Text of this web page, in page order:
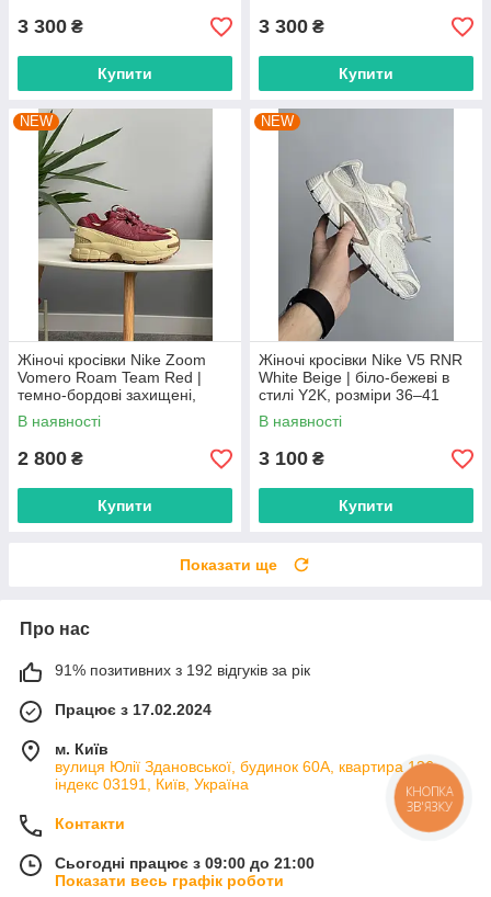
3 300 ₴
Купити
3 300 ₴
Купити
NEW
Жіночі кросівки Nike Zoom
Vomero Roam Team Red |
темно-бордові захищені,
розміри 36–41
В наявності
2 800 ₴
Купити
NEW
Жіночі кросівки Nike V5 RNR
White Beige | біло-бежеві в
стилі Y2K, розміри 36–41
В наявності
3 100 ₴
Купити
Показати ще
Про нас
91% позитивних з 192 відгуків за рік
Працює з 17.02.2024
м. Київ
вулиця Юлії Здановської, будинок 60А, квартира 136,
індекс 03191, Київ, Україна
Контакти
Сьогодні працює з 09:00 до 21:00
Показати весь графік роботи
КНОПКА
ЗВ'ЯЗКУ